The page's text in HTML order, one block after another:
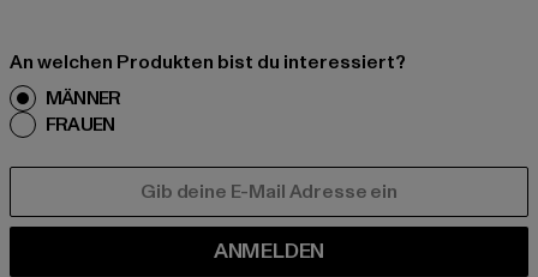
An welchen Produkten bist du interessiert?
MÄNNER
FRAUEN
ANMELDEN